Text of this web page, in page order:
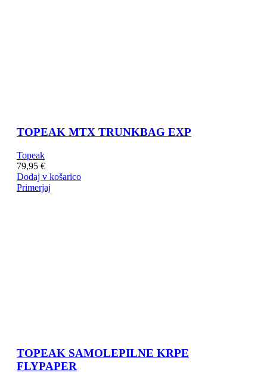
TOPEAK MTX TRUNKBAG EXP
Topeak
79,95 €
Dodaj v košarico
Primerjaj
TOPEAK SAMOLEPILNE KRPE
FLYPAPER